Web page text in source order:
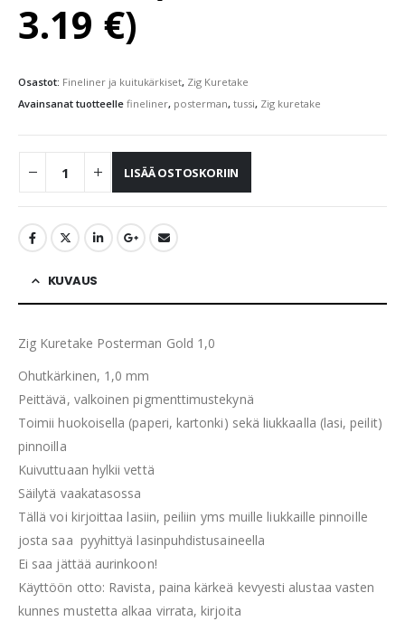
3.19 €)
Osastot: Fineliner ja kuitukärkiset, Zig Kuretake
Avainsanat tuotteelle fineliner, posterman, tussi, Zig kuretake
LISÄÄ OSTOSKORIIN
KUVAUS
Zig Kuretake Posterman Gold 1,0
Ohutkärkinen, 1,0 mm
Peittävä, valkoinen pigmenttimustekynä
Toimii huokoisella (paperi, kartonki) sekä liukkaalla (lasi, peilit)
pinnoilla
Kuivuttuaan hylkii vettä
Säilytä vaakatasossa
Tällä voi kirjoittaa lasiin, peiliin yms muille liukkaille pinnoille
josta saa pyyhittyä lasinpuhdistusaineella
Ei saa jättää aurinkoon!
Käyttöön otto: Ravista, paina kärkeä kevyesti alustaa vasten
kunnes mustetta alkaa virrata, kirjoita